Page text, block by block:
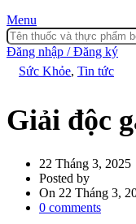
Menu
Đăng nhập / Đăng ký
Sức Khỏe, Tin tức
Giải độc
22 Tháng 3, 2025
Posted by
On 22 Tháng 3,
0 comments